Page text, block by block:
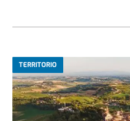
TERRITORIO